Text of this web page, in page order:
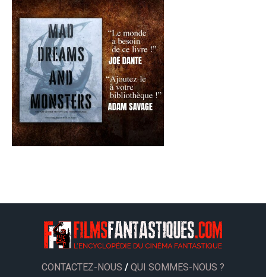
CONTACTEZ-NOUS / QUI SOMMES-NOUS ?